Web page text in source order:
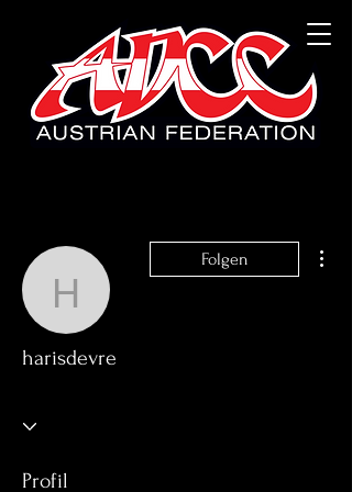
harisdevre
Folgen
harisdevre
Profil